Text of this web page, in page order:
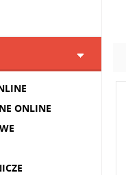
ONLINE